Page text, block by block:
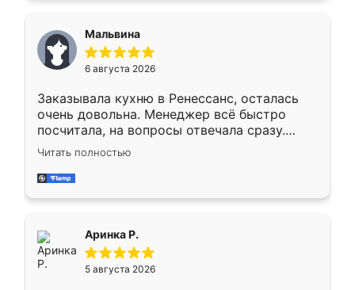
меньше, здесь же он более разнообразный.
Мне нравится ,если что-то потребуется из
мебели буду заказывать только здесь.
Мальвина
6 августа 2026
Заказывала кухню в Ренессанс, осталась
очень довольна. Менеджер всё быстро
посчитала, на вопросы отвечала сразу.
Замерщик приехал в субботу, подошёл к
делу со всей ответственностью. Собрали
за день, ребята работали аккуратно, даже
Читать полностью
Аринка Р.
5 августа 2026